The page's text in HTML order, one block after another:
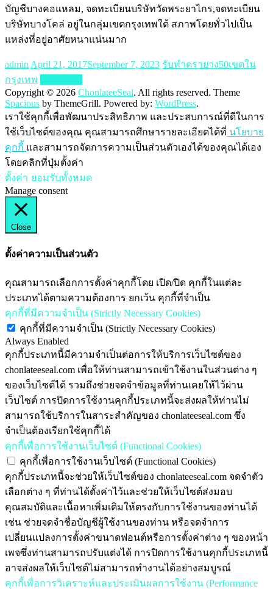
บัญชีบางคอแหลม, จดทะเบียนบริษัทวัดพระยาไกร,จดทะเบียน
บริษัทบางโคล่ อยู่ในกลุ่มเขตกรุงเทพใต้ สภาพโดยทั่วไปเป็น
แหล่งที่อยู่อาศัยหนาแน่นมาก
admin April 21, 2017September 7, 2023 รับทำตรายาง50เขตใน
กรุงเทพ
Copyright © 2026 ChonlateeSeal. All rights reserved. Theme
Spacious by ThemeGrill. Powered by: WordPress.
เราใช้คุกกี้เพื่อพัฒนาประสิทธิภาพ และประสบการณ์ที่ดีในการ
ใช้เว็บไซต์ของคุณ คุณสามารถศึกษารายละเอียดได้ที่ นโยบาย
คุกกี้ และสามารถจัดการความเป็นส่วนตัวเองได้ของคุณได้เอง
โดยคลิกที่ปุ่มตั้งค่า
ตั้งค่า ยอมรับทั้งหมด
Manage consent
Close
ตั้งค่าความเป็นส่วนตัว
คุณสามารถเลือกการตั้งค่าคุกกี้โดย เปิด/ปิด คุกกี้ในแต่ละ
ประเภทได้ตามความต้องการ ยกเว้น คุกกี้ที่จำเป็น
คุกกี้ที่มีความจำเป็น (Strictly Necessary Cookies)
คุกกี้ที่มีความจำเป็น (Strictly Necessary Cookies)
Always Enabled
คุกกี้ประเภทนี้มีความจำเป็นต่อการให้บริการเว็บไซต์ของ
chonlateeseal.com เพื่อให้ท่านสามารถเข้าใช้งานในส่วนต่าง ๆ
ของเว็บไซต์ได้ รวมถึงช่วยจดจำข้อมูลที่ท่านเคยให้ไว้ผ่าน
เว็บไซต์ การปิดการใช้งานคุกกี้ประเภทนี้จะส่งผลให้ท่านไม่
สามารถใช้บริการในสาระสำคัญของ chonlateeseal.com ซึ่ง
จำเป็นต้องเรียกใช้คุกกี้ได้
คุกกี้เพื่อการใช้งานเว็บไซต์ (Functional Cookies)
คุกกี้เพื่อการใช้งานเว็บไซต์ (Functional Cookies)
คุกกี้ประเภทนี้จะช่วยให้เว็บไซต์ของ chonlateeseal.com จดจำตัว
เลือกต่าง ๆ ที่ท่านได้ตั้งค่าไว้และช่วยให้เว็บไซต์ส่งมอบ
คุณสมบัติและเนื้อหาเพิ่มเติมให้ตรงกับการใช้งานของท่านได้
เช่น ช่วยจดจำชื่อบัญชีผู้ใช้งานของท่าน หรือจดจำการ
เปลี่ยนแปลงการตั้งค่าขนาดฟอนต์หรือการตั้งค่าต่าง ๆ ของหน้า
เพจซึ่งท่านสามารถปรับแต่งได้ การปิดการใช้งานคุกกี้ประเภทนี้
อาจส่งผลให้เว็บไซต์ไม่สามารถทำงานได้อย่างสมบูรณ์
คุกกี้เพื่อการวิเคราะห์และประเมินผลการใช้งาน (Performance